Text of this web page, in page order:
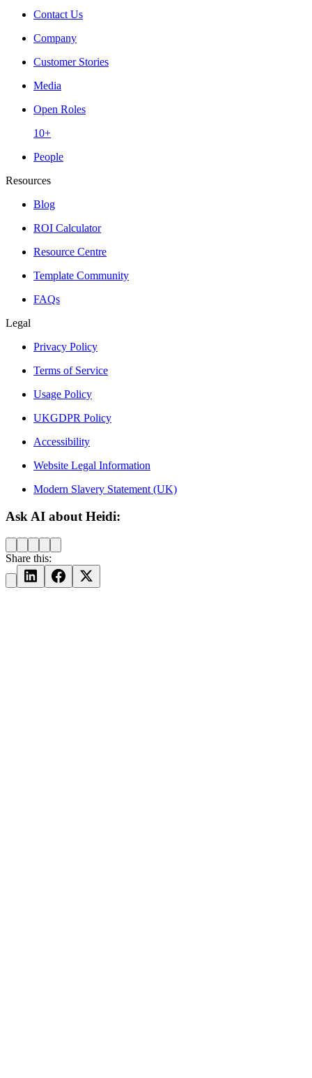
Contact Us
Company
Customer Stories
Media
Open Roles
10+
People
Resources
Blog
ROI Calculator
Resource Centre
Template Community
FAQs
Legal
Privacy Policy
Terms of Service
Usage Policy
UKGDPR Policy
Accessibility
Website Legal Information
Modern Slavery Statement (UK)
Ask AI about Heidi:
Share this: